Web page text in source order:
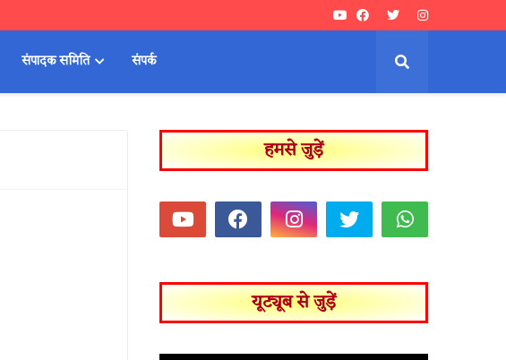
संपादक समिति संपर्क
हमसे जुड़ें
यूट्यूब से जुड़ें